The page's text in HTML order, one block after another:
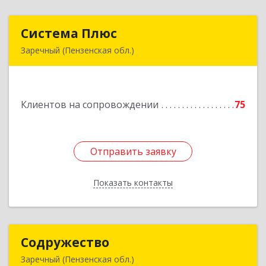
Система Плюс
Заречный (Пензенская обл.)
Клиентов на сопровождении 75
Отправить заявку
Показать контакты
Подробнее
Отправить заявку
Назад
Содружество
Заречный (Пензенская обл.)